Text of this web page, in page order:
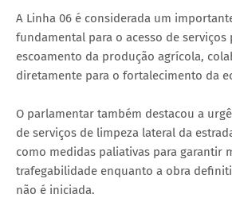
A Linha 06 é considerada um
fundamental para o acesso de serviços
escoamento da produção agrícola,
diretamente para o fortalecimento da
O parlamentar também destacou a
de serviços de limpeza lateral da
como medidas paliativas para garantir
trafegabilidade enquanto a obra
não é iniciada.